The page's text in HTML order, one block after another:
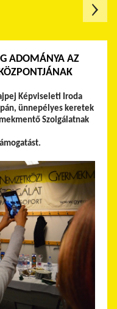
ADOMÁNYA AZ
Képviseleti Iroda
ünnepélyes keretek
Szolgálatnak